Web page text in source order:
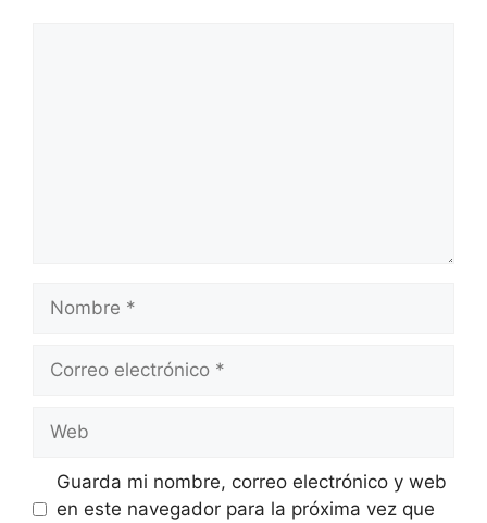
electrónico
Guarda mi nombre, correo electrónico y web
en este navegador para la próxima vez que